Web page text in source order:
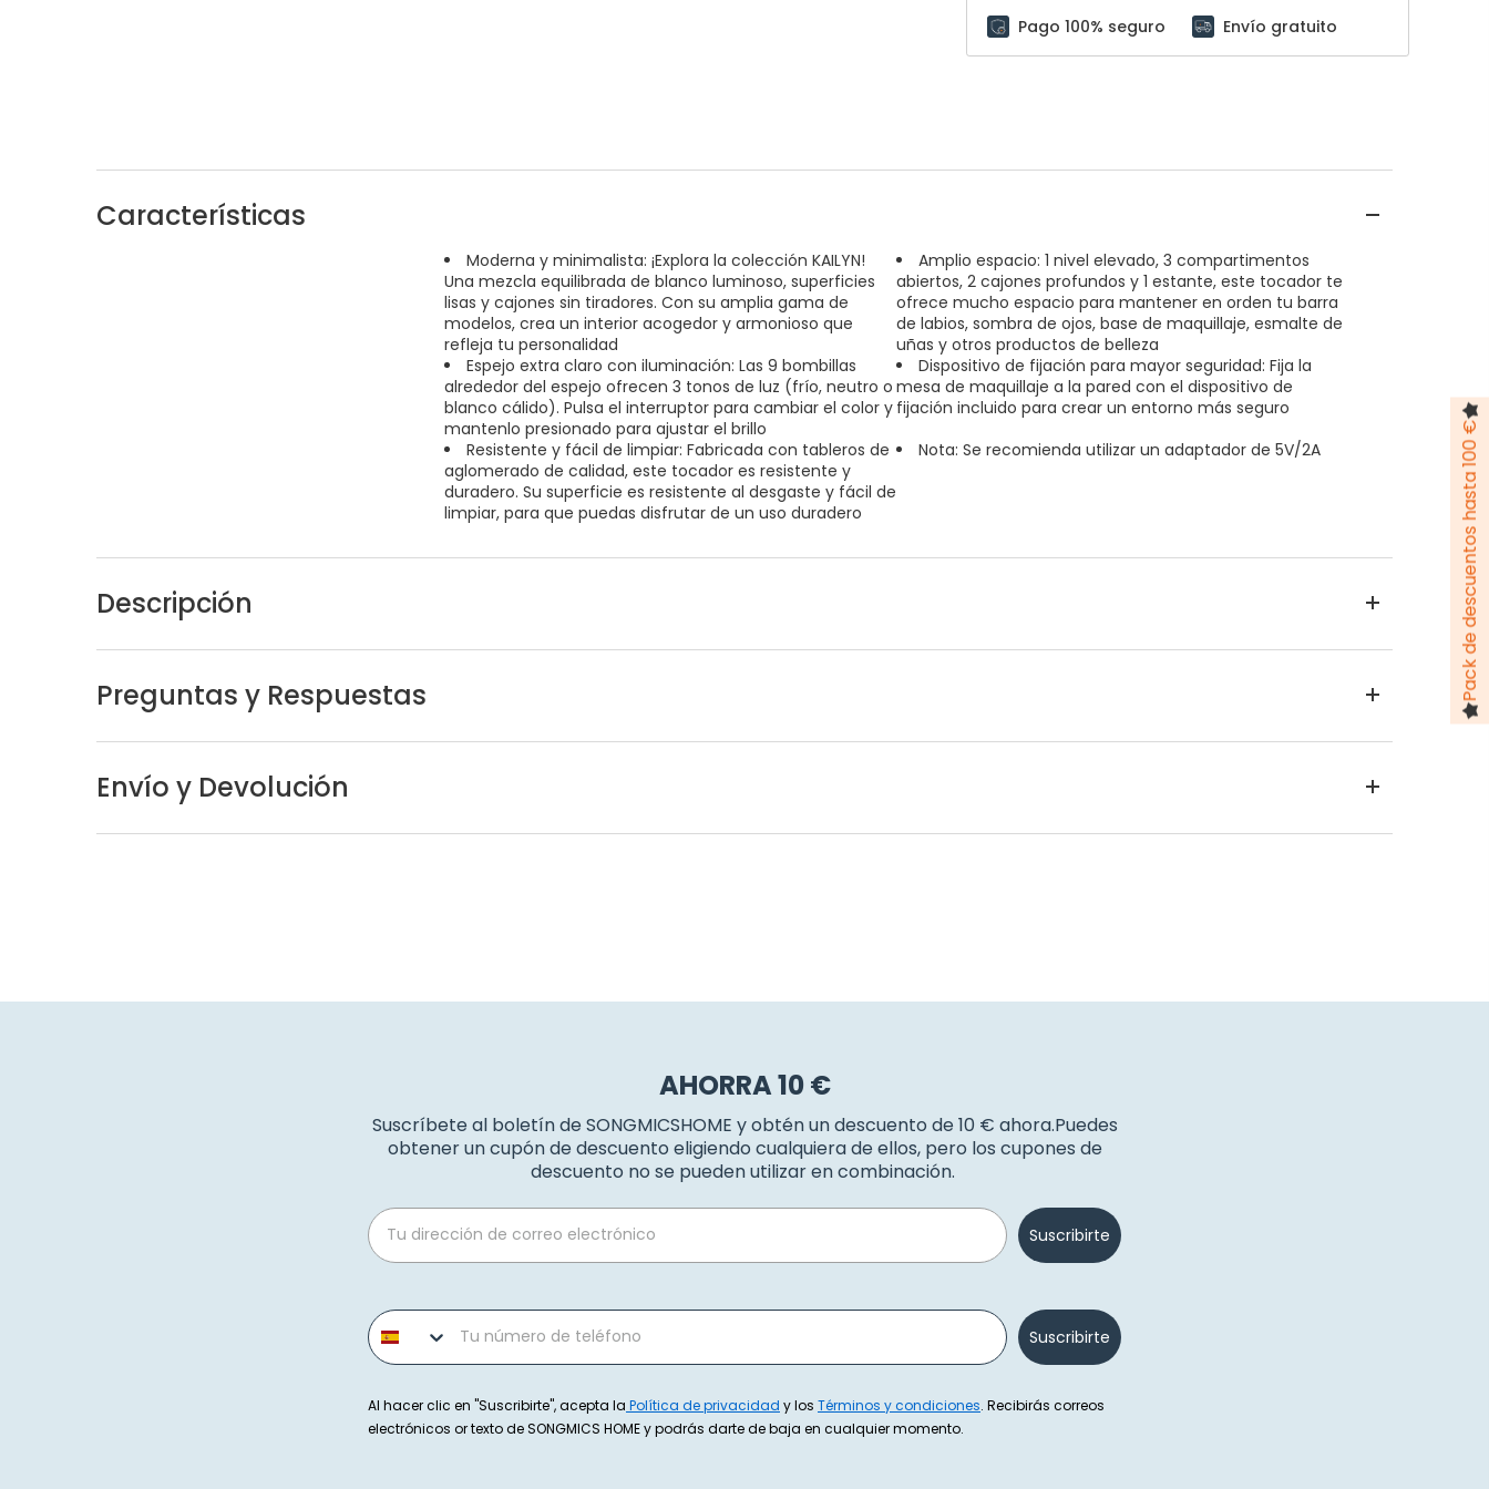
Pago 100% seguro
Envío gratuito
Características
Moderna y minimalista: ¡Explora la colección KAILYN!
Una mezcla equilibrada de blanco luminoso, superficies
lisas y cajones sin tiradores. Con su amplia gama de
modelos, crea un interior acogedor y armonioso que
refleja tu personalidad
Amplio espacio: 1 nivel elevado, 3 compartimentos
abiertos, 2 cajones profundos y 1 estante, este tocador te
ofrece mucho espacio para mantener en orden tu barra
de labios, sombra de ojos, base de maquillaje, esmalte de
uñas y otros productos de belleza
Espejo extra claro con iluminación: Las 9 bombillas
alrededor del espejo ofrecen 3 tonos de luz (frío, neutro o
blanco cálido). Pulsa el interruptor para cambiar el color y
mantenlo presionado para ajustar el brillo
Dispositivo de fijación para mayor seguridad: Fija la
mesa de maquillaje a la pared con el dispositivo de
fijación incluido para crear un entorno más seguro
Resistente y fácil de limpiar: Fabricada con tableros de
aglomerado de calidad, este tocador es resistente y
duradero. Su superficie es resistente al desgaste y fácil de
limpiar, para que puedas disfrutar de un uso duradero
Nota: Se recomienda utilizar un adaptador de 5V/2A
Descripción
Preguntas y Respuestas
Envío y Devolución
AHORRA 10 €
Suscríbete al boletín de SONGMICSHOME y obtén un descuento de 10 € ahora.Puedes
obtener un cupón de descuento eligiendo cualquiera de ellos, pero los cupones de
descuento no se pueden utilizar en combinación.
Email
Suscribirte
Phone number
Suscribirte
Al hacer clic en "Suscribirte", acepta la Política de privacidad y los Términos y condiciones. Recibirás correos
electrónicos or texto de SONGMICS HOME y podrás darte de baja en cualquier momento.
Pack de descuentos hasta 100 €